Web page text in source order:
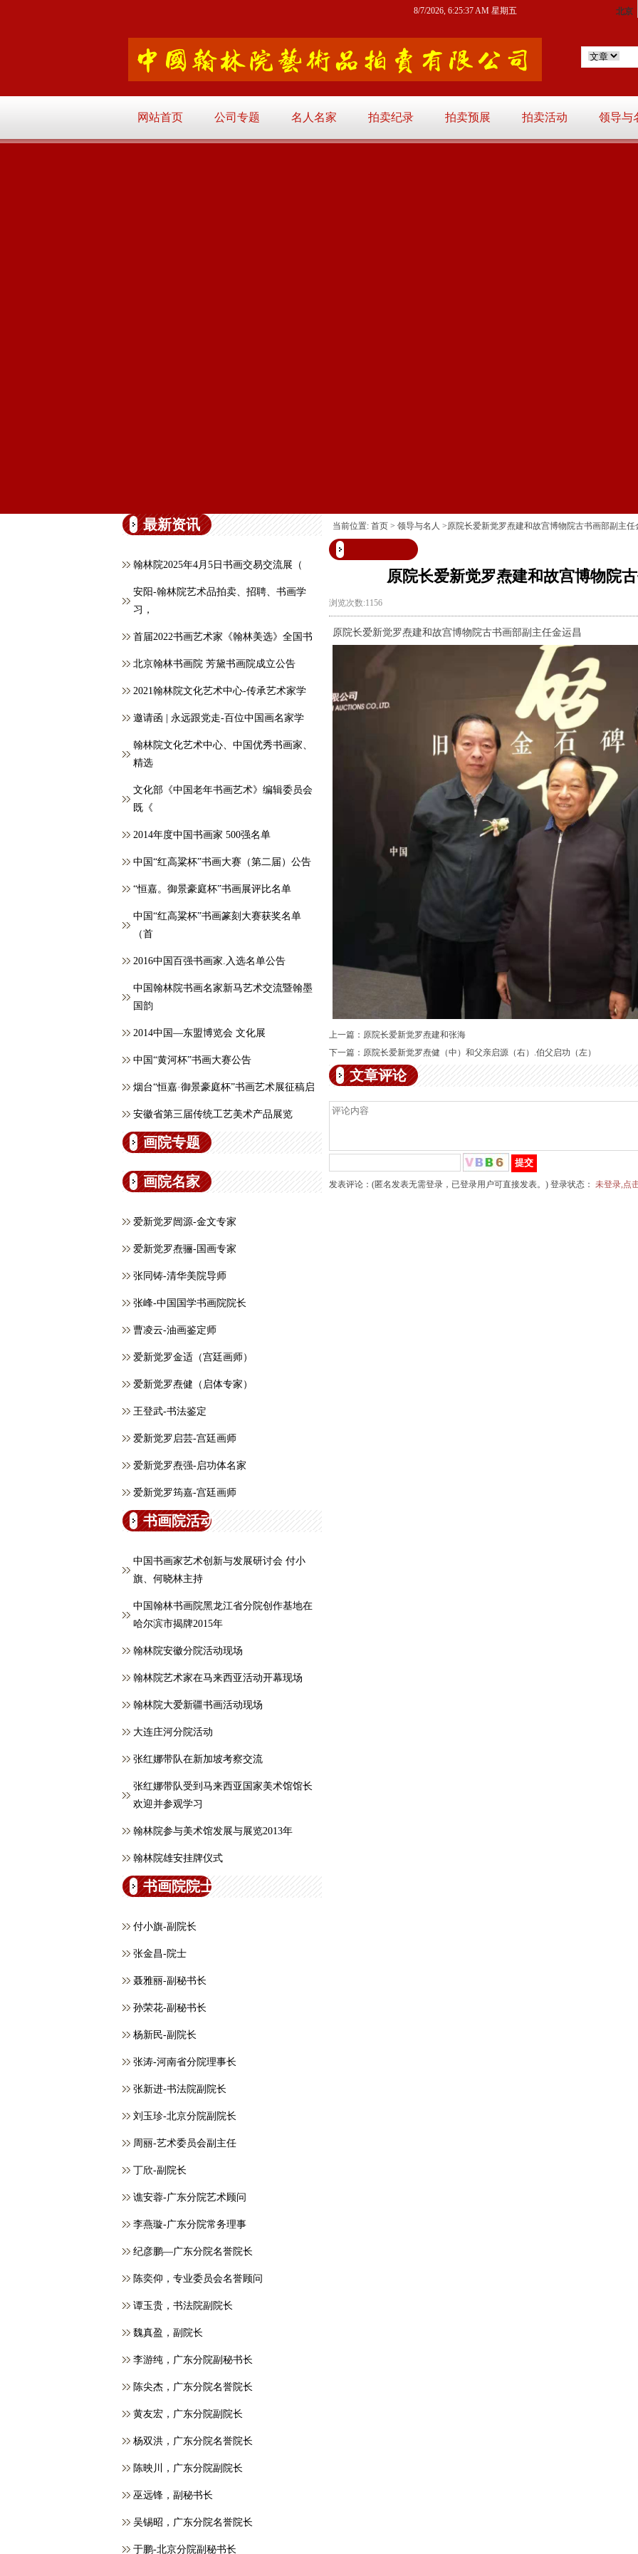
网站首页 公司专题 名人名家 拍卖纪录 拍卖预展 拍卖活动 领导与
8/7/2026, 6:25:38 AM 星期五
最新资讯
翰林院2025年4月5日书画交易交流展（
安阳-翰林院艺术品拍卖、招聘、书画学
习，
首届2022书画艺术家《翰林美选》全国书
北京翰林书画院 芳黛书画院成立公告
2021翰林院文化艺术中心-传承艺术家学
邀请函 | 永远跟党走-百位中国画名家学
翰林院文化艺术中心、中国优秀书画家、
精选
文化部《中国老年书画艺术》编辑委员会
既《
2014年度中国书画家 500强名单
中国“红高粱杯”书画大赛（第二届）公告
“恒嘉。御景豪庭杯”书画展评比名单
中国“红高粱杯”书画篆刻大赛获奖名单
（首
2016中国百强书画家.入选名单公告
中国翰林院书画名家新马艺术交流暨翰墨
国韵
2014中国—东盟博览会 文化展
中国“黄河杯”书画大赛公告
烟台“恒嘉·御景豪庭杯”书画艺术展征稿启
安徽省第三届传统工艺美术产品展览
画院专题
画院名家
爱新觉罗闿源-金文专家
爱新觉罗焘骊-国画专家
张同铸-清华美院导师
张峰-中国国学书画院院长
曹凌云-油画鉴定师
爱新觉罗金适（宫廷画师）
爱新觉罗焘健（启体专家）
王登武-书法鉴定
爱新觉罗启芸-宫廷画师
爱新觉罗焘强-启功体名家
爱新觉罗筠嘉-宫廷画师
书画院活动
中国书画家艺术创新与发展研讨会 付小
旗、何晓林主持
中国翰林书画院黑龙江省分院创作基地在
哈尔滨市揭牌2015年
翰林院安徽分院活动现场
翰林院艺术家在马来西亚活动开幕现场
翰林院大爱新疆书画活动现场
大连庄河分院活动
张红娜带队在新加坡考察交流
张红娜带队受到马来西亚国家美术馆馆长
欢迎并参观学习
翰林院参与美术馆发展与展览2013年
翰林院雄安挂牌仪式
书画院院士
付小旗-副院长
张金昌-院士
聂雅丽-副秘书长
孙荣花-副秘书长
杨新民-副院长
张涛-河南省分院理事长
张新进-书法院副院长
刘玉珍-北京分院副院长
周丽-艺术委员会副主任
丁欣-副院长
谯安蓉-广东分院艺术顾问
李燕璇-广东分院常务理事
纪彦鹏—广东分院名誉院长
​陈奕仰，专业委员会名誉顾问
谭玉贵，书法院副院长
魏真盈，副院长
李游纯，广东分院副秘书长
陈尖杰，广东分院名誉院长
黄友宏，广东分院副院长
杨双洪，广东分院名誉院长
陈映川，广东分院副院长
巫远锋，副秘书长
吴锡昭，广东分院名誉院长
于鹏-北京分院副秘书长
当前位置: 首页 > 领导与名人 >原院长爱新觉罗焘建和故宫博物院古书画部副主任
原院长爱新觉罗焘建和故宫博物院
浏览次数:1156
原院长爱新觉罗焘建和故宫博物院古书画部副主任金运昌
上一篇： 原院长爱新觉罗焘建和张海
下一篇： 原院长爱新觉罗焘健（中）和父亲启源（右）.伯父启功（左）
文章评论
发表评论：(匿名发表无需登录，已登录用户可直接发表。) 登录状态： 未登录,点